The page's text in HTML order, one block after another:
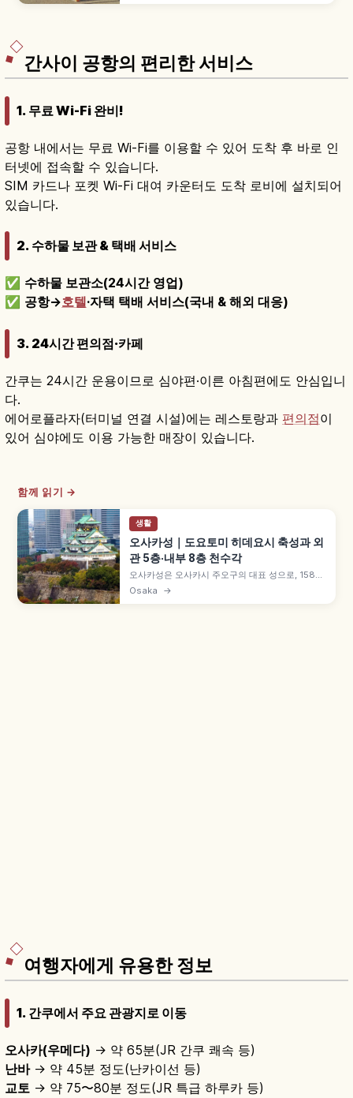
간사이 공항의 편리한 서비스
1. 무료 Wi-Fi 완비!
공항 내에서는 무료 Wi-Fi를 이용할 수 있어 도착 후 바로 인
터넷에 접속할 수 있습니다.
SIM 카드나 포켓 Wi-Fi 대여 카운터도 도착 로비에 설치되어
있습니다.
2. 수하물 보관 & 택배 서비스
✅ 수하물 보관소(24시간 영업)
✅ 공항→호텔·자택 택배 서비스(국내 & 해외 대응)
3. 24시간 편의점·카페
간쿠는 24시간 운용이므로 심야편·이른 아침편에도 안심입니
다.
에어로플라자(터미널 연결 시설)에는 레스토랑과 편의점이
있어 심야에도 이용 가능한 매장이 있습니다.
함께 읽기 →
생활
오사카성｜도요토미 히데요시 축성과 외
관 5층·내부 8층 천수각
오사카성은 오사카시 주오구의 대표 성으로, 1583
년 도요토미 히데요시가 축성을 시작했습니다.
Osaka →
여행자에게 유용한 정보
1. 간쿠에서 주요 관광지로 이동
오사카(우메다) → 약 65분(JR 간쿠 쾌속 등)
난바→ 약 45분 정도(난카이선 등)
교토 → 약 75〜80분 정도(JR 특급 하루카 등)